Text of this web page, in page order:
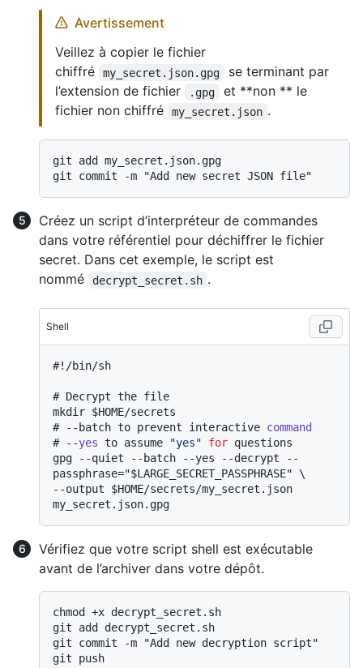
Avertissement
Veillez à copier le fichier
chiffré
my_secret.json.gpg
se terminant par
l’extension de fichier
.gpg
et **non ** le
fichier non chiffré
my_secret.json .
git add my_secret.json.gpg
Créez un script d’interpréteur de commandes
dans votre référentiel pour déchiffrer le fichier
secret. Dans cet exemple, le script est
nommé
decrypt_secret.sh .
Shell
#!/bin/sh
# Decrypt the file
# --batch to prevent interactive command
# --yes to assume "yes" for questions
gpg --quiet --batch --yes --decrypt --
passphrase="$LARGE_SECRET_PASSPHRASE" \
--output $HOME/secrets/my_secret.json
Vérifiez que votre script shell est exécutable
avant de l’archiver dans votre dépôt.
chmod +x decrypt_secret.sh
git add decrypt_secret.sh
git commit -m "Add new decryption script"